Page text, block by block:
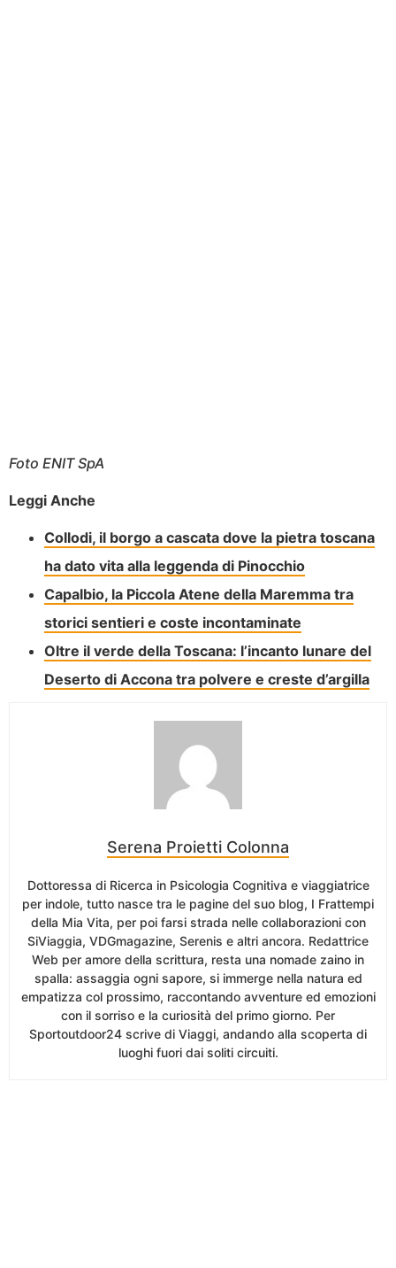
Foto ENIT SpA
Leggi Anche
Collodi, il borgo a cascata dove la pietra toscana
ha dato vita alla leggenda di Pinocchio
Capalbio, la Piccola Atene della Maremma tra
storici sentieri e coste incontaminate
Oltre il verde della Toscana: l’incanto lunare del
Deserto di Accona tra polvere e creste d’argilla
Serena Proietti Colonna
Dottoressa di Ricerca in Psicologia Cognitiva e viaggiatrice
per indole, tutto nasce tra le pagine del suo blog, I Frattempi
della Mia Vita, per poi farsi strada nelle collaborazioni con
SiViaggia, VDGmagazine, Serenis e altri ancora. Redattrice
Web per amore della scrittura, resta una nomade zaino in
spalla: assaggia ogni sapore, si immerge nella natura ed
empatizza col prossimo, raccontando avventure ed emozioni
con il sorriso e la curiosità del primo giorno. Per
Sportoutdoor24 scrive di Viaggi, andando alla scoperta di
luoghi fuori dai soliti circuiti.